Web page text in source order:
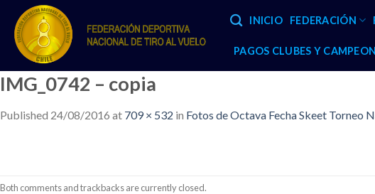
content
INICIO FEDERACIÓN
PAGOS CLUBES Y
IMG_0742 – copia
Published 24/08/2016 at 709 × 532 in Fotos de Octava Fecha Skeet Torneo
Both comments and trackbacks are currently closed.